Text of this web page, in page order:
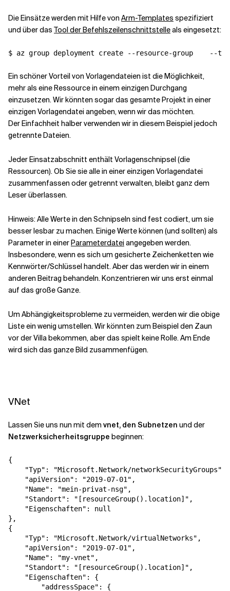
Die Einsätze werden mit Hilfe von Arm-Templates spezifiziert
und über das Tool der Befehlszeilenschnittstelleals eingesetzt:
$ az group deployment create --resource-group
--
Ein schöner Vorteil von Vorlagendateien ist die Möglichkeit,
mehr als eine Ressource in einem einzigen Durchgang
einzusetzen. Wir könnten sogar das gesamte Projekt in einer
einzigen Vorlagendatei angeben, wenn wir das möchten.
Der Einfachheit halber verwenden wir in diesem Beispiel jedoch
getrennte Dateien.
Jeder Einsatzabschnitt enthält Vorlagenschnipsel (die
Ressourcen). Ob Sie sie alle in einer einzigen Vorlagendatei
zusammenfassen oder getrennt verwalten, bleibt ganz dem
Leser überlassen.
Hinweis: Alle Werte in den Schnipseln sind fest codiert, um sie
besser lesbar zu machen. Einige Werte können (und sollten) als
Parameter in einer Parameterdateiangegeben werden.
Insbesondere, wenn es sich um gesicherte Zeichenketten wie
Kennwörter/Schlüssel handelt. Aber das werden wir in einem
anderen Beitrag behandeln. Konzentrieren wir uns erst einmal
auf das große Ganze.
Um Abhängigkeitsprobleme zu vermeiden, werden wir die obige
Liste ein wenig umstellen. Wir könnten zum Beispiel den Zaun
vor der Villa bekommen, aber das spielt keine Rolle. Am Ende
wird sich das ganze Bild zusammenfügen.
VNet
Lassen Sie uns nun mit dem vnet, den Subnetzen und der
Netzwerksicherheitsgruppe beginnen:
{
"Typ" : "Microsoft.Network/networkSecurityGroups"
"apiVersion" : "2019-07-01" ,
"Name" : "mein-privat-nsg" ,
"Standort" : "[resourceGroup().location]" ,
"Eigenschaften" :
null
} ,
{
"Typ" : "Microsoft.Network/virtualNetworks" ,
"apiVersion" : "2019-07-01" ,
"Name" : "my-vnet" ,
"Standort" : "[resourceGroup().location]" ,
"Eigenschaften" :
{
"addressSpace" :
{